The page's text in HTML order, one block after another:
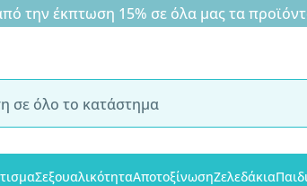
την έκπτωση 15% σε όλα μας τα
ΣεξουαλικότηταΑποτοξίνωσηΖελεδάκια